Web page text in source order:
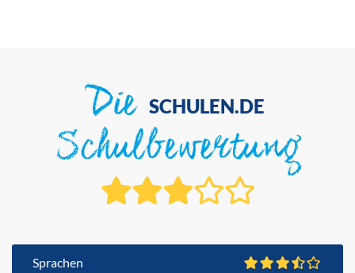
Die SCHULEN.DE
Schulbewertung
Sprachen